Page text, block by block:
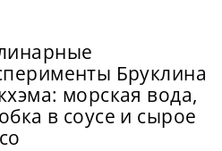
Бруклина
морская вода,
в соусе и сырое